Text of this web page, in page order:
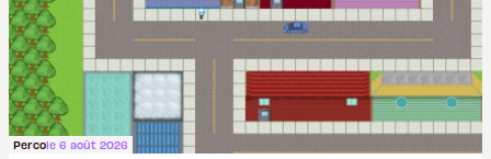
Percole 6 août 2026